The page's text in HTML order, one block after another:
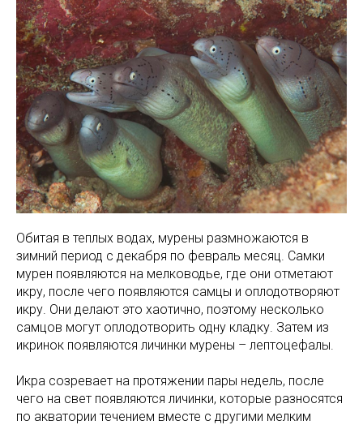
Обитая в теплых водах, мурены размножаются в
зимний период с декабря по февраль месяц. Самки
мурен появляются на мелководье, где они отметают
икру, после чего появляются самцы и оплодотворяют
икру. Они делают это хаотично, поэтому несколько
самцов могут оплодотворить одну кладку. Затем из
икринок появляются личинки мурены – лептоцефалы.
Икра созревает на протяжении пары недель, после
чего на свет появляются личинки, которые разносятся
по акватории течением вместе с другими мелким